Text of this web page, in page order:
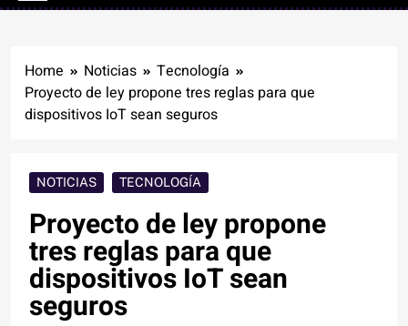
Home Noticias
Tecnología
Proyecto de ley propone tres reglas para que
dispositivos IoT sean seguros
NOTICIAS TECNOLOGÍA
Proyecto de ley propone
tres reglas para que
dispositivos IoT sean
seguros